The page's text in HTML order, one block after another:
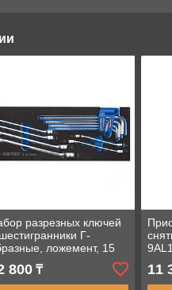
разрезных ключей
Г-
ложемент, 15
KING TONY 9-
800₸ 11